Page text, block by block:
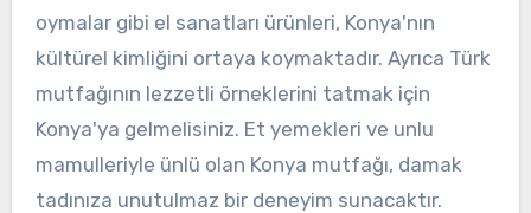
oymalar gibi el sanatları ürünleri, Konya'nın
kültürel kimliğini ortaya koymaktadır. Ayrıca Türk
mutfağının lezzetli örneklerini tatmak için
Konya'ya gelmelisiniz. Et yemekleri ve unlu
mamulleriyle ünlü olan Konya mutfağı, damak
tadınıza unutulmaz bir deneyim sunacaktır.